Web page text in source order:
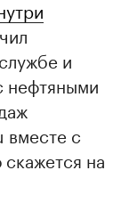
и
нефтяными
вместе с
на